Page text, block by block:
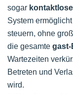
sogar
System
steuern, ohne
die gesamte gast-
Wartezeiten
Betreten und
wird.